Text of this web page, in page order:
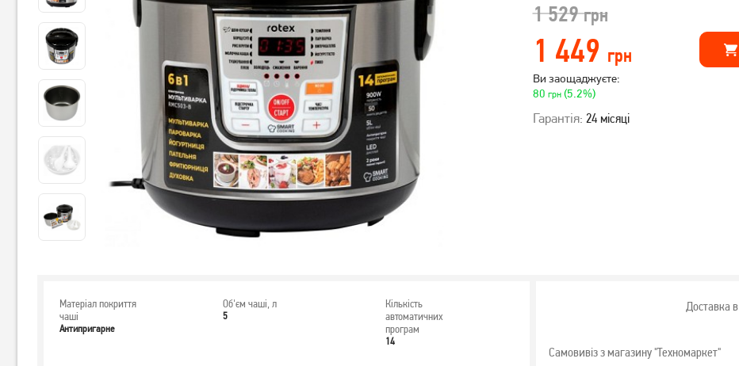
1 529грн
1 449 грн
Ви заощаджуєте:
80 грн(5.2%)
Гарантія: 24 місяці
Матеріал покриття
чаші
Антипригарне
Об'єм чаші, л
5
Кількість
автоматичних
програм
14
Доставка в
Самовивіз з магазину "Техномаркет"